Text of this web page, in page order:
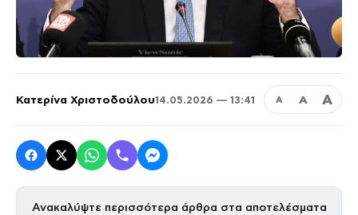
Κατερίνα Χριστοδούλου14.05.2026 — 13:41 Α Α Α
Ανακαλύψτε περισσότερα άρθρα στα αποτελέσματα